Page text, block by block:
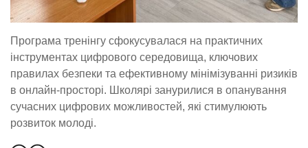
Програма тренінгу сфокусувалася на практичних
інструментах цифрового середовища, ключових
правилах безпеки та ефективному мінімізуванні ризиків
в онлайн-просторі. Школярі занурилися в опанування
сучасних цифрових можливостей, які стимулюють
розвиток молоді.